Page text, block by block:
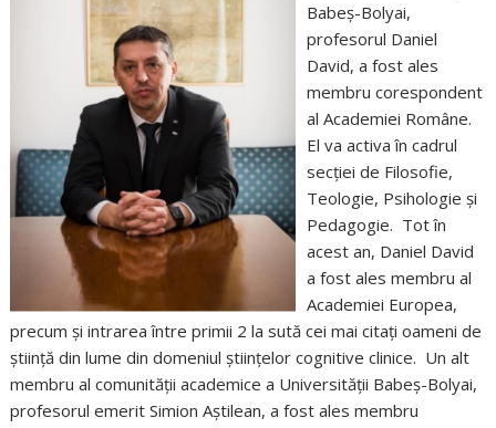
Babeș-Bolyai,
profesorul Daniel
David, a fost ales
membru corespondent
al Academiei Române.
El va activa în cadrul
secției de Filosofie,
Teologie, Psihologie și
Pedagogie. Tot în
acest an, Daniel David
a fost ales membru al
Academiei Europea,
precum și intrarea între primii 2 la sută cei mai citați oameni de
știință din lume din domeniul științelor cognitive clinice. Un alt
membru al comunității academice a Universității Babeș-Bolyai,
profesorul emerit Simion Aștilean, a fost ales membru